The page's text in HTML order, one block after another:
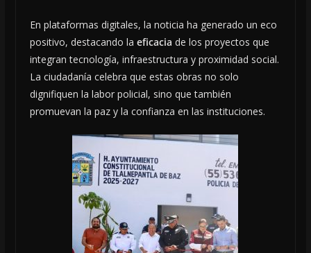
En plataformas digitales, la noticia ha generado un eco
positivo, destacando la eficacia de los proyectos que
integran tecnología, infraestructura y proximidad social.
La ciudadanía celebra que estas obras no solo
dignifiquen la labor policial, sino que también
promuevan la paz y la confianza en las instituciones.